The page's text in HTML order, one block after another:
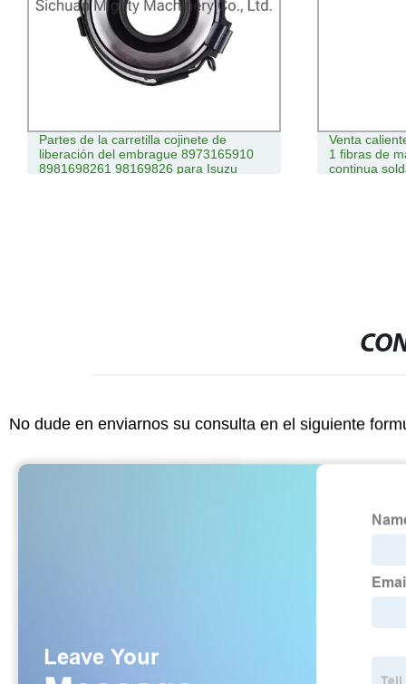
Girth/Circulo
Partes de la carretilla cojinete de
liberación del embrague 8973165910
8981698261 98169826 para Isuzu
Venta
1 fibras de
continua
No dude en enviarnos su consulta en el siguiente